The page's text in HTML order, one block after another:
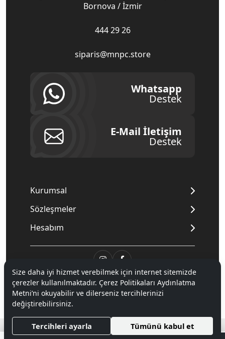
Bornova / İzmir
444 29 26
siparis@mnpc.store
Whatsapp
Destek
E-Mail İletişim
Destek
Kurumsal
Sözleşmeler
Hesabım
© 2020Mnpc. Tüm hakları saklıdır.
Hipotenüs Yeni Nesil E-Ticaret Sistemleri ile Hazırlanmıştır.
Size daha iyi hizmet verebilmek için internet sitemizde
çerezler kullanılmaktadır. Çerez Politikaları Aydınlatma
Metni’ni okuyabilir ve dilerseniz tercihlerinizi
değiştirebilirsiniz.
Tercihleri ayarla Tümünü kabul et